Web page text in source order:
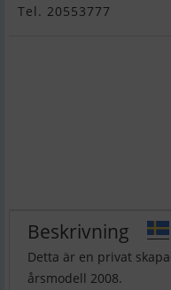
Tel. 20553777
Beskrivning
Detta är en privat